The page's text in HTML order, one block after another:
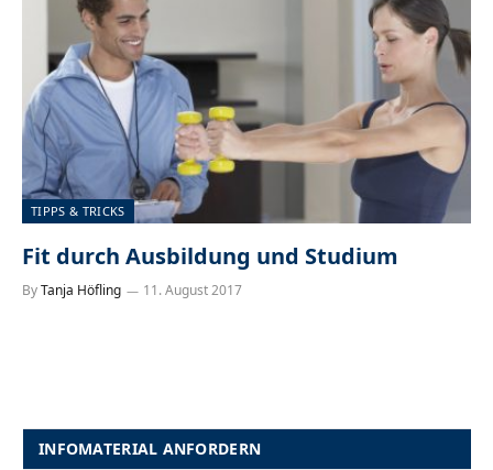
TIPPS & TRICKS
Fit durch Ausbildung und Studium
ByTanja Höfling 11. August 2017
INFOMATERIAL ANFORDERN